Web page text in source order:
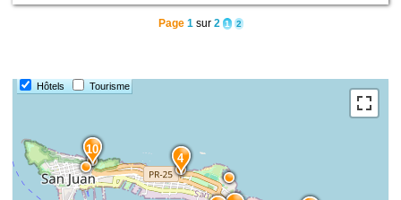
Page 1sur 2 1 2
Hôtels Tourisme
10
4